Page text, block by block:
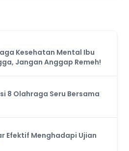
Kesehatan Mental Ibu
Jangan Anggap Remeh!
8 Olahraga Seru Bersama
Efektif Menghadapi Ujian